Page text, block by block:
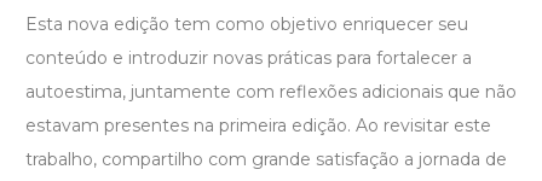
Esta nova edição tem como objetivo enriquecer seu
conteúdo e introduzir novas práticas para fortalecer a
autoestima, juntamente com reflexões adicionais que não
estavam presentes na primeira edição. Ao revisitar este
trabalho, compartilho com grande satisfação a jornada de